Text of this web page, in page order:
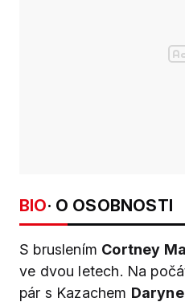
BIO· O OSOBNOSTI
S bruslením Cortney
ve dvou letech. Na
pár s Kazachem